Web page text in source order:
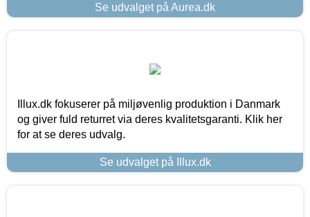
Se udvalget på Aurea.dk
Illux.dk fokuserer på miljøvenlig produktion i Danmark
og giver fuld returret via deres kvalitetsgaranti. Klik her
for at se deres udvalg.
Se udvalget på Illux.dk